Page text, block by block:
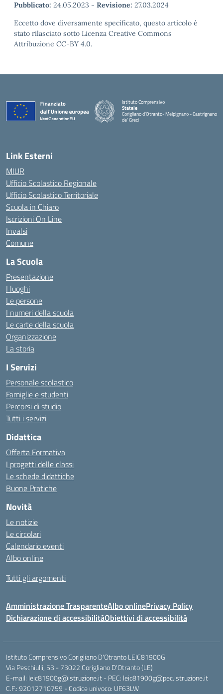
Pubblicato: 24.05.2023 - Revisione: 27.03.2024
Eccetto dove diversamente specificato, questo articolo è
stato rilasciato sotto Licenza Creative Commons
Attribuzione CC-BY 4.0.
Istituto Comprensivo
Statale
Corigliano d'Otranto- Melpignano - Castrignano
de' Greci
Link Esterni
MIUR
Ufficio Scolastico Regionale
Ufficio Scolastico Territoriale
Scuola in Chiaro
Iscrizioni On Line
Invalsi
Comune
La Scuola
Presentazione
I luoghi
Le persone
I numeri della scuola
Le carte della scuola
Organizzazione
La storia
I Servizi
Personale scolastico
Famiglie e studenti
Percorsi di studio
Tutti i servizi
Didattica
Offerta Formativa
I progetti delle classi
Le schede didattiche
Buone Pratiche
Novità
Le notizie
Le circolari
Calendario eventi
Albo online
Tutti gli argomenti
Amministrazione TrasparenteAlbo onlinePrivacy Policy
Dichiarazione di accessibilitàObiettivi di accessibilità
Istituto Comprensivo Corigliano D'Otranto LEIC81900G
Via Peschiulli, 53 - 73022 Corigliano D'Otranto (LE)
E-mail: leic81900g@istruzione.it - PEC: leic81900g@pec.istruzione.it
C.F.: 92012710759 - Codice univoco: UF63LW